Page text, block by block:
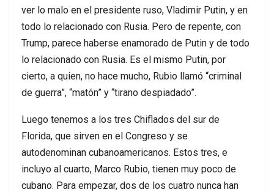
ver lo malo en el presidente ruso, Vladimir Putin, y en
todo lo relacionado con Rusia. Pero de repente, con
Trump, parece haberse enamorado de Putin y de todo
lo relacionado con Rusia. Es el mismo Putin, por
cierto, a quien, no hace mucho, Rubio llamó “criminal
de guerra”, “matón” y “tirano despiadado”.
Luego tenemos a los tres Chiflados del sur de
Florida, que sirven en el Congreso y se
autodenominan cubanoamericanos. Estos tres, e
incluyo al cuarto, Marco Rubio, tienen muy poco de
cubano. Para empezar, dos de los cuatro nunca han